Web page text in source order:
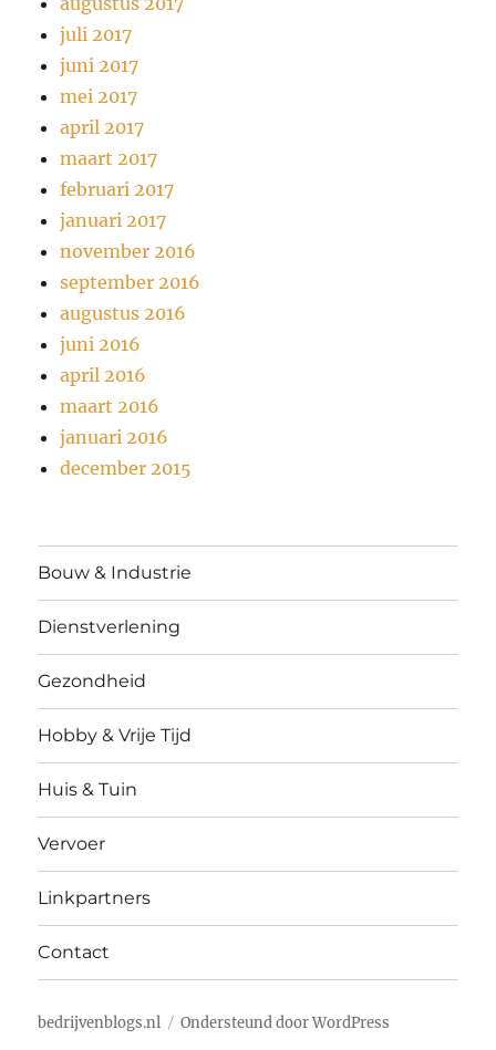
juli 2017
juni 2017
mei 2017
april 2017
maart 2017
februari 2017
januari 2017
november 2016
september 2016
augustus 2016
juni 2016
april 2016
maart 2016
januari 2016
december 2015
Bouw & Industrie
Dienstverlening
Gezondheid
Hobby & Vrije Tijd
Huis & Tuin
Vervoer
Linkpartners
Contact
bedrijvenblogs.nl Ondersteund door WordPress